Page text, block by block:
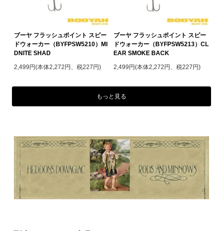
ブーヤ フラッシュポイント スピー
ドウォーカー（BYFPSW5210）MI
DNITE SHAD
2,499円(本体2,272円、税227円)
ブーヤ フラッシュポイント スピー
ドウォーカー（BYFPSW5213）CL
EAR SMOKE BACK
2,499円(本体2,272円、税227円)
もっと見る